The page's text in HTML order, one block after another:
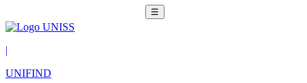
☰
|
UNIFIND